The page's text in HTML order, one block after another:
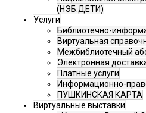
(НЭБ.ДЕТИ)
Услуги
Библиотечно-
Виртуальная
Межбиблиотечный
Электронная
Платные услуги
Информационно-
ПУШКИНСКАЯ КАРТА
Виртуальные выставки